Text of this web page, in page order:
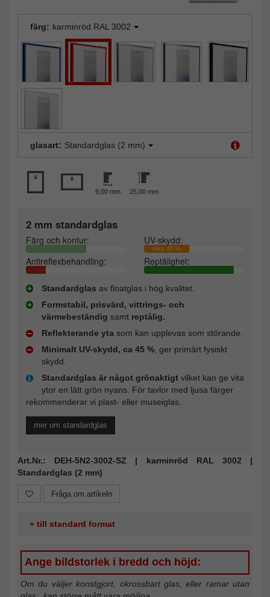
färg: karminröd RAL 3002
glasart: Standardglas (2 mm)
9,00 mm 25,00 mm
2 mm standardglas
Färg och kontur: UV-skydd:
cirka 45 %
Antireflexbehandling: Reptålighet:
Standardglas av floatglas i hög kvalitet.
Formstabil, prisvärd, vittrings- och
värmebeständig samt reptålig.
Reflekterande yta som kan upplevas som störande.
Minimalt UV-skydd, ca 45 % , ger primärt fysiskt
skydd.
Standardglas är något grönaktigt vilket kan ge vita
ytor en lätt grön nyans. För tavlor med ljusa färger
rekommenderar vi plast- eller museiglas.
mer om standardglas
Art.Nr.: DEH-5N2-3002-SZ | karminröd RAL 3002 |
Standardglas (2 mm)
Fråga om artikeln
» till standard format
Ange bildstorlek i bredd och höjd:
Om du väljer konstgjort, okrossbart glas, eller ramar utan